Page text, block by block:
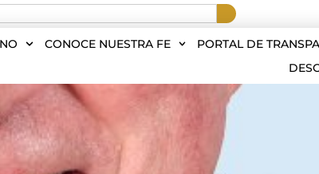
CONOCE NUESTRA FE PORTAL DE